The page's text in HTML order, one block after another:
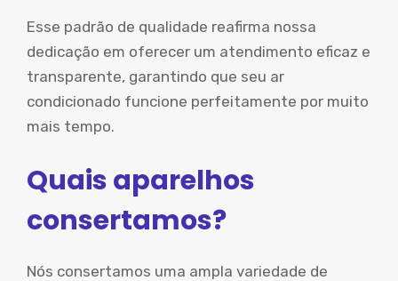
Esse padrão de qualidade reafirma nossa
dedicação em oferecer um atendimento eficaz e
transparente, garantindo que seu ar
condicionado funcione perfeitamente por muito
mais tempo.
Quais aparelhos
consertamos?
Nós consertamos uma ampla variedade de